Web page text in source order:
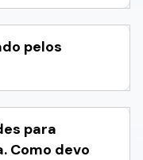
pelos
para
Como devo